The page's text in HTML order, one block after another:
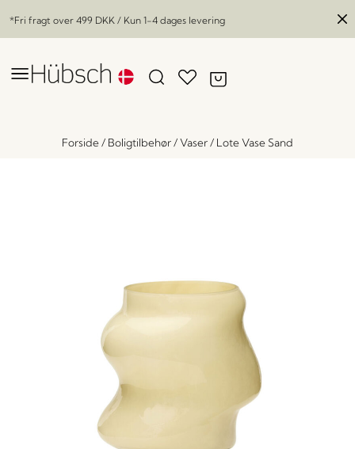
*Fri fragt over 499 DKK / Kun 1-4 dages levering
Forside/ Boligtilbehør/Vaser/ Lote Vase Sand